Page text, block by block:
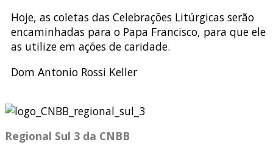
Hoje, as coletas das Celebrações Litúrgicas serão
encaminhadas para o Papa Francisco, para que ele
as utilize em ações de caridade.
Dom Antonio Rossi Keller
Regional Sul 3 da CNBB